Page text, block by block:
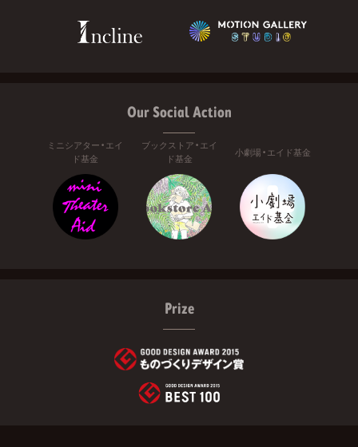
Our Social Action
ミニシアター・エイ
ド基金
ブックストア・エイ
ド基金
小劇場・エイド基金
Prize